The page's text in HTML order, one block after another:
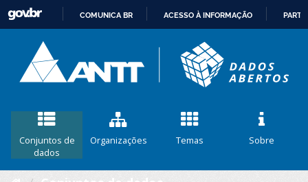
CONTEÚDO
COMUNICA BR ACESSO À INFORMAÇÃO
Conjuntos de
dados
Organizações Temas Sobre